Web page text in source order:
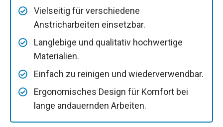
Vielseitig für verschiedene
Anstricharbeiten einsetzbar.
Langlebige und qualitativ hochwertige
Materialien.
Einfach zu reinigen und wiederverwendbar.
Ergonomisches Design für Komfort bei
lange andauernden Arbeiten.